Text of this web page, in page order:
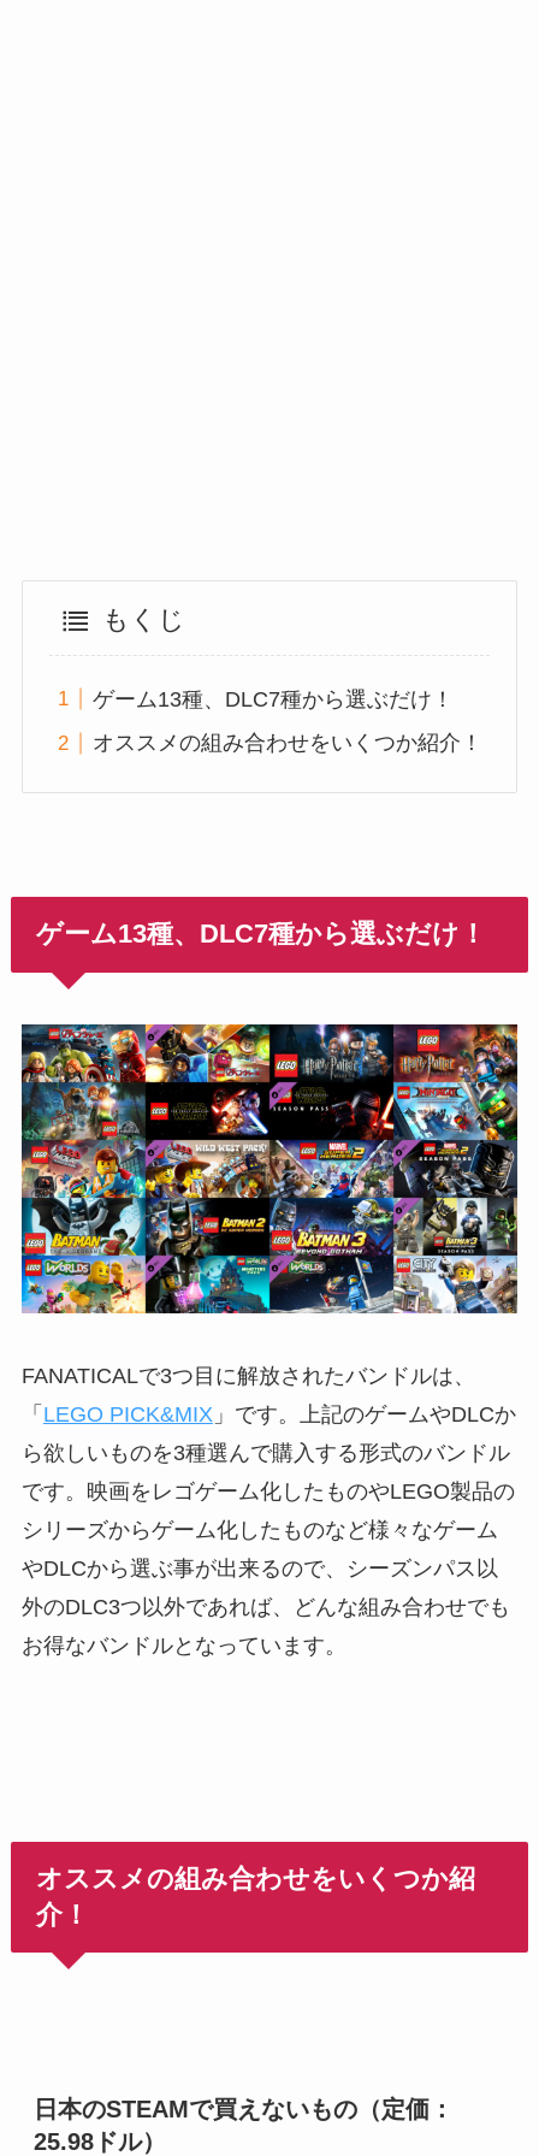
もくじ
ゲーム13種、DLC7種から選ぶだけ！
オススメの組み合わせをいくつか紹介！
ゲーム13種、DLC7種から選ぶだけ！
FANATICALで3つ目に解放されたバンドルは、
「 LEGO PICK&MIX」です。上記のゲームやDLCか
ら欲しいものを3種選んで購入する形式のバンドル
です。映画をレゴゲーム化したものやLEGO製品の
シリーズからゲーム化したものなど様々なゲーム
やDLCから選ぶ事が出来るので、シーズンパス以
外のDLC3つ以外であれば、どんな組み合わせでも
お得なバンドルとなっています。
オススメの組み合わせをいくつか紹
介！
日本のSTEAMで買えないもの（定価：
25.98ドル）